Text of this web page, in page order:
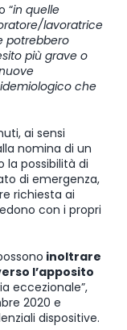
“in quelle
lavoratrice
potrebbero
più grave o
che
ai sensi
nomina di un
possibilità di
di emergenza,
richiesta ai
con i propri
inoltrare
l’apposito
eccezionale”,
2020 e
dispositive.